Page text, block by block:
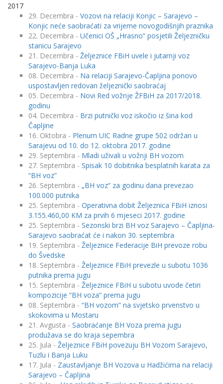
2017
29. Decembra - Vozovi na relaciji Konjic – Sarajevo –
Konjic neće saobraćati za vrijeme novogodišnjih praznika
22. Decembra - Učenici OŠ „Hrasno“ posjetili Željezničku
stanicu Sarajevo
21. Decembra - Željeznice FBiH uvele i jutarnji voz
Sarajevo-Banja Luka
08. Decembra - Na relaciji Sarajevo-Čapljina ponovo
uspostavljen redovan željeznički saobraćaj
05. Decembra - Novi Red vožnje ŽFBiH za 2017/2018.
godinu
04. Decembra - Brzi putnički voz iskočio iz šina kod
Čapljine
16. Oktobra - Plenum UIC Radne grupe 502 održan u
Sarajevu od 10. do 12. oktobra 2017. godine
29. Septembra - Mladi uživali u vožnji BH vozom
27. Septembra - Spisak 10 dobitnika besplatnih karata za
“BH voz”
26. Septembra - „BH voz“ za godinu dana prevezao
100.000 putnika
25. Septembra - Operativna dobit Željeznica FBiH iznosi
3.155.460,00 KM za prvih 6 mjeseci 2017. godine
25. Septembra - Sezonski brzi BH voz Sarajevo – Čapljina-
Sarajevo saobraćat će i nakon 30. septembra
19. Septembra - Željeznice Federacije BiH prevoze robu
do Švedske
18. Septembra - Željeznice FBiH prevezle u subotu 1036
putnika prema jugu
15. Septembra - Željeznice FBiH u subotu uvode četiri
kompozicije “BH voza” prema jugu
08. Septembra - “BH vozom” na svjetsko prvenstvo u
skokovima u Mostaru
21. Avgusta - Saobraćanje BH Voza prema jugu
produžava se do kraja sepembra
25. Jula - Željeznice FBiH povezuju BH Vozom Sarajevo,
Tuzlu i Banja Luku
17. Jula - Zaustavljanje BH Vozova u Hadžićima na relaciji
Sarajevo – Čapljina